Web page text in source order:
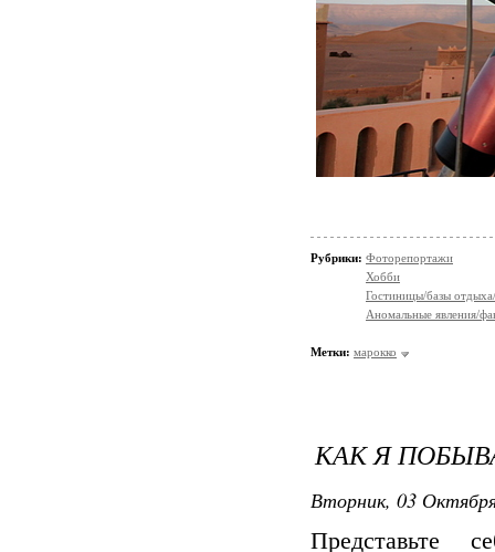
Рубрики: Фоторепортажи
Хобби
Гостиницы/базы
Аномальные явления/
Метки: марокко
КАК Я
Вторник, 03
Представьте